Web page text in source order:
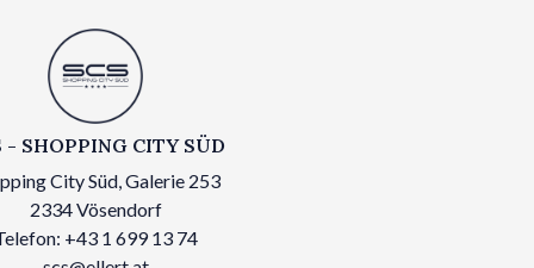
- SHOPPING CITY SÜD
City Süd, Galerie 253
2334 Vösendorf
+43 1 699 13 74